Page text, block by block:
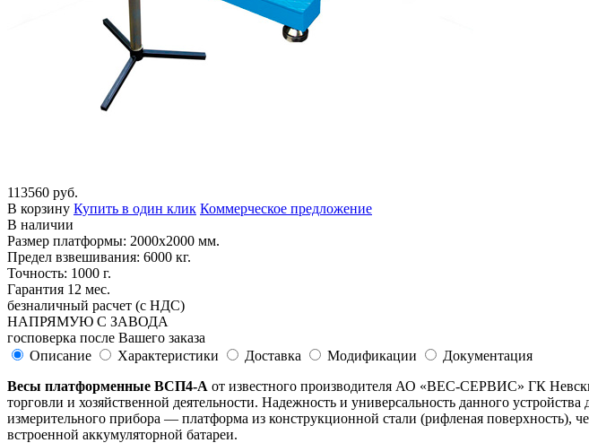
113560 руб.
В корзину Купить в один клик Коммерческое предложение
В наличии
Размер платформы: 2000х2000 мм.
Предел взвешивания: 6000 кг.
Точность: 1000 г.
Гарантия 12 мес.
безналичный расчет (с НДС)
НАПРЯМУЮ С ЗАВОДА
госповерка после Вашего заказа
Описание
Характеристики Доставка Модификации
Документация
Весы платформенные ВСП4-А от известного производителя АО «ВЕС-СЕРВИС» ГК
торговли и хозяйственной деятельности. Надежность и универсальность данного
измерительного прибора — платформа из конструкционной стали (рифленая поверхность),
встроенной аккумуляторной батареи.